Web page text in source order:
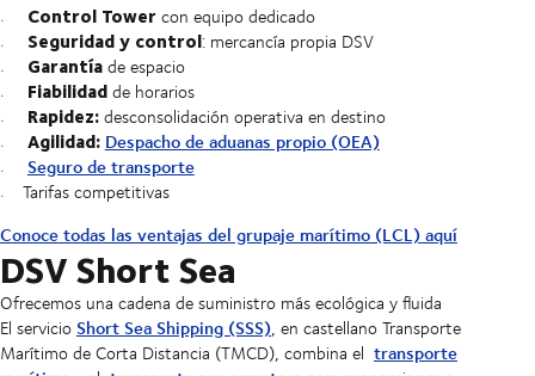
Control Towercon equipo dedicado
Seguridad y control: mercancía propia DSV
Garantíade espacio
Fiabilidadde horarios
Rapidez:desconsolidación operativa en destino
Agilidad: Despacho de aduanas propio (OEA)
Seguro de transporte
Tarifas competitivas
Conoce todas las ventajas del grupaje marítimo (LCL) aquí
DSV Short Sea
Ofrecemos una cadena de suministro más ecológica y fluida
El servicioShort Sea Shipping (SSS), en castellano Transporte
Marítimo de Corta Distancia (TMCD), combina el transporte